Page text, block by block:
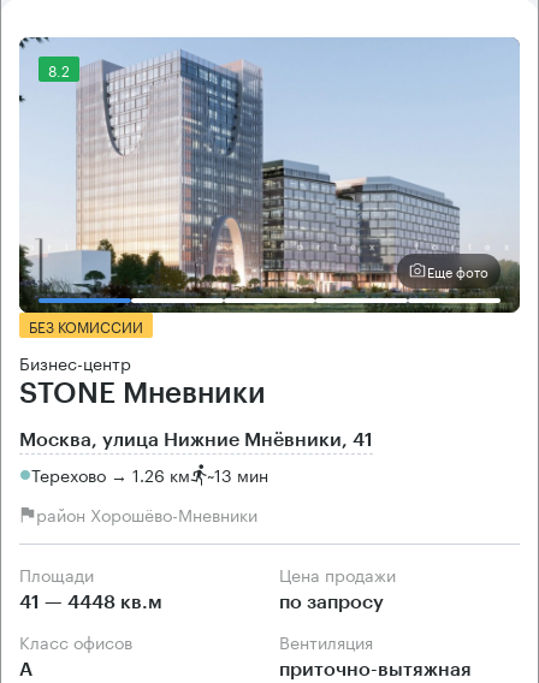
8.2
Еще фото
БЕЗ КОМИССИИ
Бизнес-центр
STONE Мневники
Москва, улица Нижние Мнёвники, 41
Терехово → 1.26 км ~13 мин
район Хорошёво-Мневники
Площади
41 — 4448 кв.м
Цена продажи
по запросу
Класс офисов
А
Вентиляция
приточно-вытяжная